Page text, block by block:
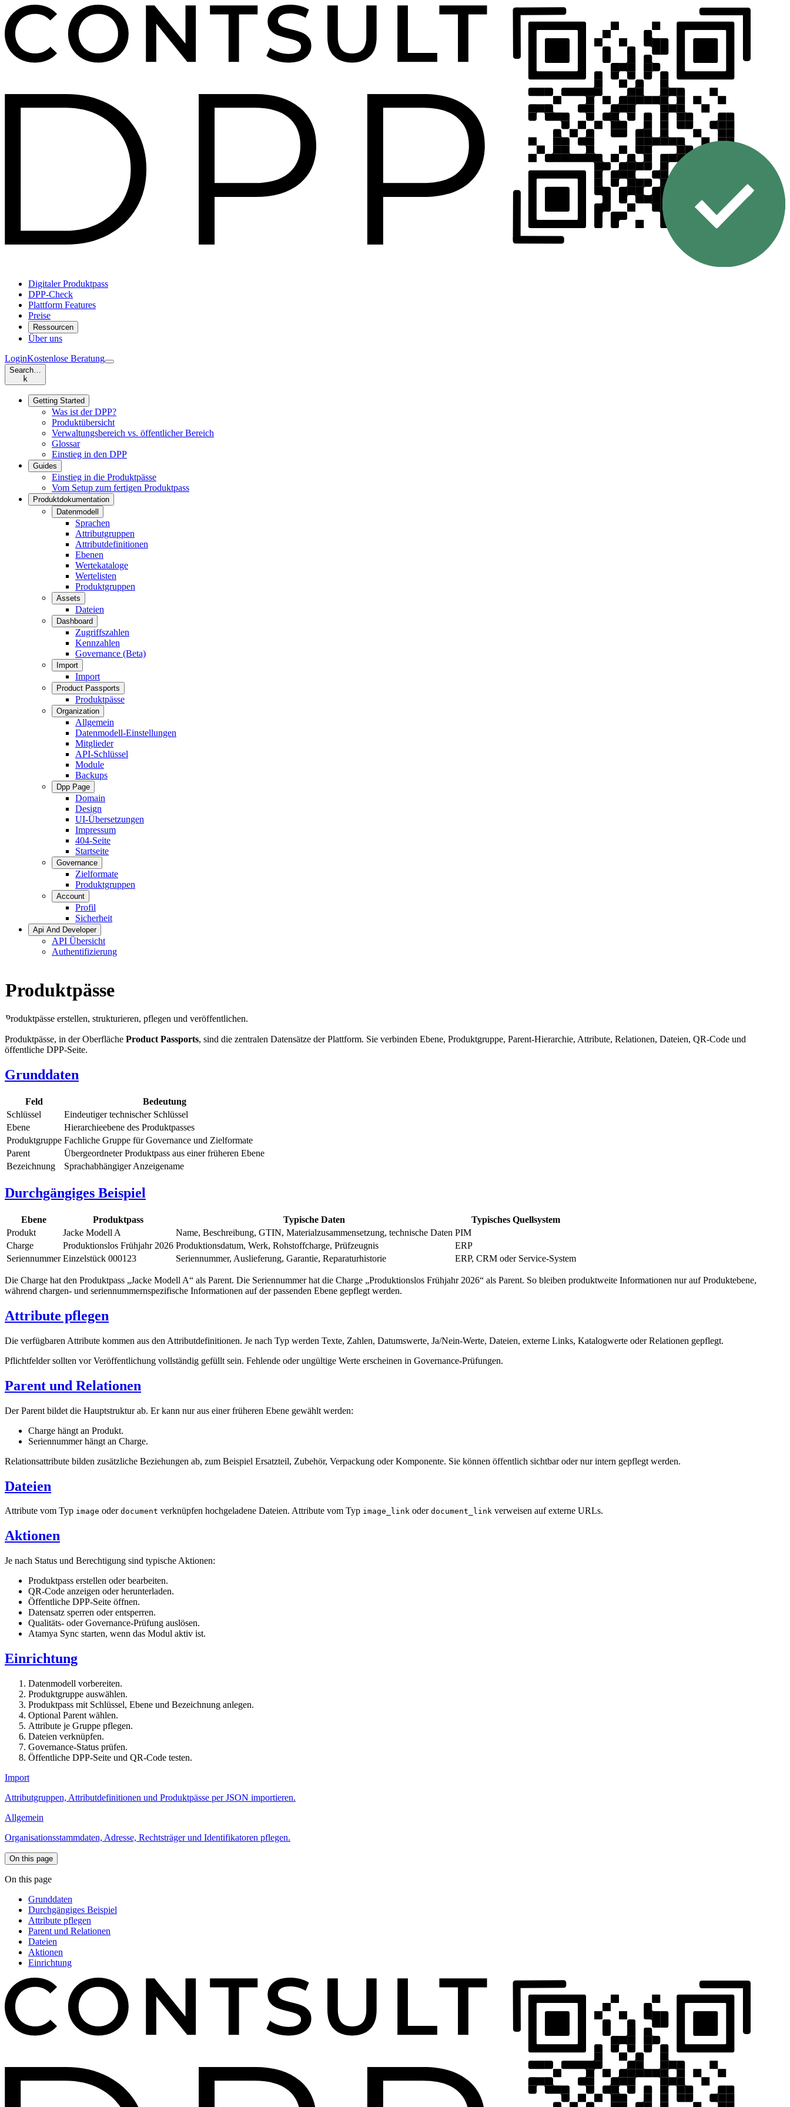
Digitaler Produktpass
DPP-Check
Plattform Features
Preise
Ressourcen
Über uns
LoginKostenlose Beratung
Search…
k
Getting Started
Was ist der DPP?
Produktübersicht
Verwaltungsbereich vs. öffentlicher Bereich
Glossar
Einstieg in den DPP
Guides
Einstieg in die Produktpässe
Vom Setup zum fertigen Produktpass
Produktdokumentation
Datenmodell
Sprachen
Attributgruppen
Attributdefinitionen
Ebenen
Wertekataloge
Wertelisten
Produktgruppen
Assets
Dateien
Dashboard
Zugriffszahlen
Kennzahlen
Governance (Beta)
Import
Import
Product Passports
Produktpässe
Organization
Allgemein
Datenmodell-Einstellungen
Mitglieder
API-Schlüssel
Module
Backups
Dpp Page
Domain
Design
UI-Übersetzungen
Impressum
404-Seite
Startseite
Governance
Zielformate
Produktgruppen
Account
Profil
Sicherheit
Api And Developer
API Übersicht
Authentifizierung
Produktpässe
Produktpässe erstellen, strukturieren, pflegen und veröffentlichen.
Produktpässe, in der Oberfläche Product Passports, sind die zentralen Datensätze der Plattform. Sie verbinden Ebene, Produktgruppe, Parent-Hierarchie, Attribute, Relationen, Dateien, QR-Code und
öffentliche DPP-Seite.
Grunddaten
Feld
Bedeutung
Schlüssel
Eindeutiger technischer Schlüssel
Ebene
Hierarchieebene des Produktpasses
Produktgruppe Fachliche Gruppe für Governance und Zielformate
Parent
Übergeordneter Produktpass aus einer früheren Ebene
Bezeichnung
Sprachabhängiger Anzeigename
Durchgängiges Beispiel
Ebene Produktpass Typische Daten
Typisches Quellsystem
Produkt
Jacke Modell A Name, Beschreibung, GTIN, Materialzusammensetzung, technische Daten PIM
Charge
Produktionslos Frühjahr 2026 Produktionsdatum, Werk, Rohstoffcharge, Prüfzeugnis
ERP
Seriennummer Einzelstück 000123 Seriennummer, Auslieferung, Garantie, Reparaturhistorie ERP, CRM oder Service-System
Die Charge hat den Produktpass „Jacke Modell A“ als Parent. Die Seriennummer hat die Charge „Produktionslos Frühjahr 2026“ als Parent. So bleiben produktweite Informationen nur auf Produktebene,
während chargen- und seriennummernspezifische Informationen auf der passenden Ebene gepflegt werden.
Attribute pflegen
Die verfügbaren Attribute kommen aus den Attributdefinitionen. Je nach Typ werden Texte, Zahlen, Datumswerte, Ja/Nein-Werte, Dateien, externe Links, Katalogwerte oder Relationen gepflegt.
Pflichtfelder sollten vor Veröffentlichung vollständig gefüllt sein. Fehlende oder ungültige Werte erscheinen in Governance-Prüfungen.
Parent und Relationen
Der Parent bildet die Hauptstruktur ab. Er kann nur aus einer früheren Ebene gewählt werden:
Charge hängt an Produkt.
Seriennummer hängt an Charge.
Relationsattribute bilden zusätzliche Beziehungen ab, zum Beispiel Ersatzteil, Zubehör, Verpackung oder Komponente. Sie können öffentlich sichtbar oder nur intern gepflegt werden.
Dateien
Attribute vom Typ image oder document verknüpfen hochgeladene Dateien. Attribute vom Typ image_link oder document_link verweisen auf externe URLs.
Aktionen
Je nach Status und Berechtigung sind typische Aktionen:
Produktpass erstellen oder bearbeiten.
QR-Code anzeigen oder herunterladen.
Öffentliche DPP-Seite öffnen.
Datensatz sperren oder entsperren.
Qualitäts- oder Governance-Prüfung auslösen.
Atamya Sync starten, wenn das Modul aktiv ist.
Einrichtung
Datenmodell vorbereiten.
Produktgruppe auswählen.
Produktpass mit Schlüssel, Ebene und Bezeichnung anlegen.
Optional Parent wählen.
Attribute je Gruppe pflegen.
Dateien verknüpfen.
Governance-Status prüfen.
Öffentliche DPP-Seite und QR-Code testen.
Import
Attributgruppen, Attributdefinitionen und Produktpässe per JSON importieren.
Allgemein
Organisationsstammdaten, Adresse, Rechtsträger und Identifikatoren pflegen.
On this page
On this page
Grunddaten
Durchgängiges Beispiel
Attribute pflegen
Parent und Relationen
Dateien
Aktionen
Einrichtung